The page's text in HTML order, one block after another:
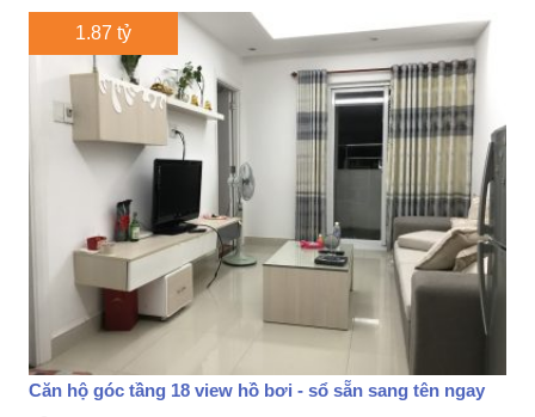
1.87 tỷ
Căn hộ góc tầng 18 view hồ bơi - sổ sẵn sang tên ngay